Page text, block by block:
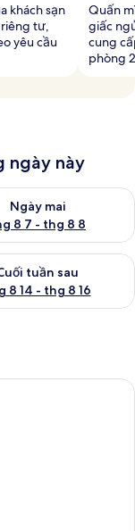
khách sạn
tư,
yêu cầu
Quấn
giấc
cung
phòng
ngày này
8 7
Ngày mai
8 7 - thg 8 8
phòng ngày
8 7 - thg 8 9
tuần sau
8 14 - thg 8 16
phòng cuối
cỡ king (QT) | Bộ